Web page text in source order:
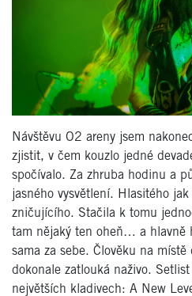
Návštěvu O2 areny jsem
zjistit, v čem kouzlo jedné
spočívalo. Za zhruba hodinu a
jasného vysvětlení. Hlasitého
zničujícího. Stačila k tomu
tam nějaký ten oheň… a hlavně
sama za sebe. Člověku na
dokonale zatlouká naživo.
největších kladivech: A New